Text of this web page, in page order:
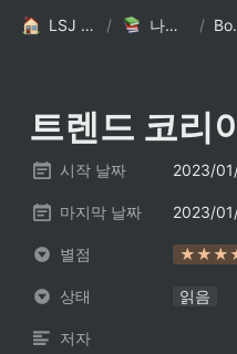
LSJ HOME / 나의 책장 /
트렌드 코리
시작 날짜 2023/
마지막 날짜 2023/
별점
상태 읽음
저자